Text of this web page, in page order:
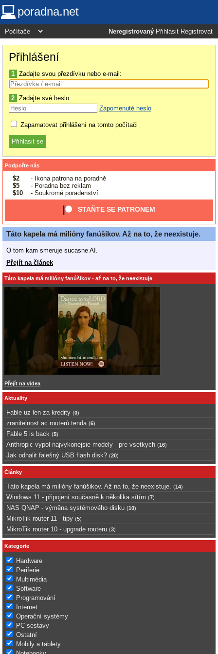
poradna.net
Neregistrovaný Přihlásit Registrovat
Přihlášení
1 Zadajte svou přezdívku nebo e-mail:
2 Zadajte své heslo:
Zapomenuté heslo
Zapamatovat přihlášení na tomto počítači
Podpořte nás
$2
- Ikona patrona na poradně
$5
- Poradna bez reklam
$10
- Soukromé poradenství
STAŇTE SE PATRONEM
Táto kapela má milióny fanúšikov. Až na to, že neexistuje.
O tom kam smeruje sucasne AI.
Přejít na článek
Táto kapela má milióny fanúšikov - až na to, že neexistuje
Přejít na videa
Aktuality
Fable uz len za kredity (0)
zranitelnost ac routerů tenda (6)
Fable 5 is back (5)
Anthropic vypol najvykonejsie modely - pre vsetkych (16)
Jak odhalit falešný USB flash disk? (20)
Články
Táto kapela má milióny fanúšikov. Až na to, že neexistuje. (14)
Windows 11 - připojení současně k několika sítím (7)
NAS QNAP - výměna systémového disku (10)
MikroTik router 11 - tipy (5)
MikroTik router 10 - upgrade routeru (3)
Kategorie
Hardware
Periferie
Multimédia
Software
Programování
Internet
Operační systémy
PC sestavy
Ostatní
Mobily a tablety